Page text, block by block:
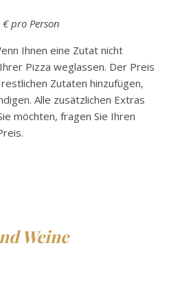
pro Person
Ihnen eine Zutat nicht
Pizza weglassen. Der Preis
Zutaten hinzufügen,
Alle zusätzlichen Extras
möchten, fragen Sie Ihren
Weine